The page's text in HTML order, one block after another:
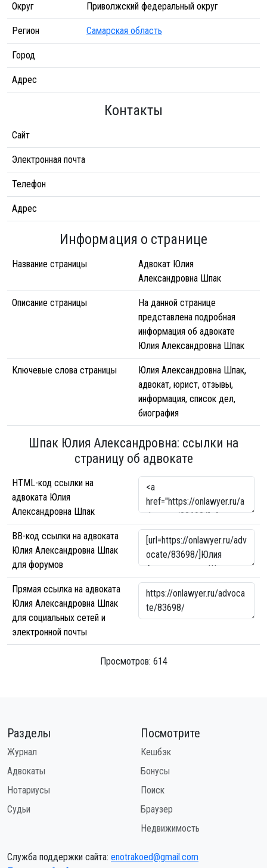
Округ Приволжский федеральный округ
Регион Самарская область
Город
Адрес
Контакты
Сайт
Электронная почта
Телефон
Адрес
Информация о странице
Название страницы
Адвокат Юлия
Александровна Шпак
Описание страницы
На данной странице
представлена подробная
информация об адвокате
Юлия Александровна Шпак
Ключевые слова страницы
Юлия Александровна Шпак,
адвокат, юрист, отзывы,
информация, список дел,
биография
Шпак Юлия Александровна: ссылки на
страницу об адвокате
HTML-код ссылки на
адвоката Юлия
Александровна Шпак
BB-код ссылки на адвоката
Юлия Александровна Шпак
для форумов
Прямая ссылка на адвоката
Юлия Александровна Шпак
для социальных сетей и
электронной почты
Просмотров: 614
Разделы
Журнал
Адвокаты
Нотариусы
Судьи
Посмотрите
Кешбэк
Бонусы
Поиск
Браузер
Недвижимость
Служба поддержки сайта: enotrakoed@gmail.com